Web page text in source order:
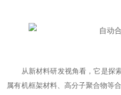
从新材料研发视角看，它是探索
属有机框架材料、高分子聚合物等